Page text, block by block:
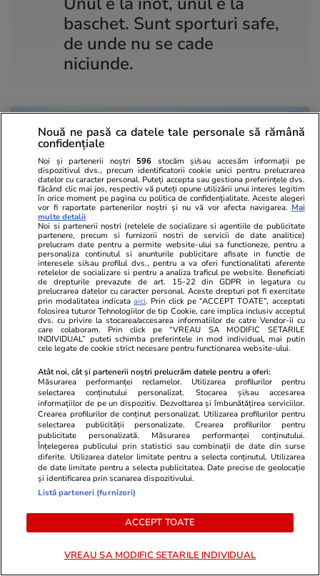
baschet. Sunt sporturi safe,
de unde nu se cade
niciunde.
În vacanță, cu familia, în munții României. Foto: Facebook
Horia Colibasanu
– Soția v-a însoțit însă pe Everest anul trecut.
Cum s-a întâmplat?
– A fost la plimbare, dar o plimbare utilă,
totul. Ea mai zicea: „A, te duci în expediție, te
distrezi și eu rămân cu casa, cu copiii, cu școala,
cu totul”. Și eu i-am zis că nu e chiar așa o
distracție tot timpul. A mers până în tabăra de
bază, pe partea de trekking, unde nu bate
vântul, nu vine uraganul, e bine. Dar trekking-
ul, adică valea, merge până la 5.000 de metri și
simți altitudinea. N-are vreun talent special: a
durut-o capul și a fost la fel de zombie ca toți
ceilalți colegi. Așa e la început, din cauza
altitudinii, ești praf. Când am ajuns la 5.000, eu
Nouă ne pasă ca datele tale personale să rămână
confidențiale
Noi și partenerii noștri 596 stocăm și/sau accesăm informații pe
dispozitivul dvs., precum identificatorii cookie unici pentru prelucrarea
datelor cu caracter personal. Puteți accepta sau gestiona preferințele dvs.
făcând clic mai jos, respectiv vă puteți opune utilizării unui interes legitim
în orice moment pe pagina cu politica de confidențialitate. Aceste alegeri
vor fi raportate partenerilor noștri și nu vă vor afecta navigarea. Mai
multe detalii
Noi si partenerii nostri (retelele de socializare si agentiile de publicitate
partenere, precum si furnizorii nostri de servicii de date analitice)
prelucram date pentru a permite website-ului sa functioneze, pentru a
personaliza continutul si anunturile publicitare afisate in functie de
interesele si/sau profilul dvs., pentru a va oferi functionalitati aferente
retelelor de socializare si pentru a analiza traficul pe website. Beneficiati
de drepturile prevazute de art. 15-22 din GDPR in legatura cu
prelucrarea datelor cu caracter personal. Aceste drepturi pot fi exercitate
prin modalitatea indicataaici. Prin click pe “ACCEPT TOATE”, acceptati
folosirea tuturor Tehnologiilor de tip Cookie, care implica inclusiv acceptul
dvs. cu privire la stocarea/accesarea informatiilor de catre Vendor-ii cu
care colaboram. Prin click pe “VREAU SA MODIFIC SETARILE
INDIVIDUAL” puteti schimba preferintele in mod individual, mai putin
cele legate de cookie strict necesare pentru functionarea website-ului.
Atât noi, cât și partenerii noștri prelucrăm datele pentru a oferi:
Măsurarea performanței reclamelor. Utilizarea profilurilor pentru
selectarea conținutului personalizat. Stocarea și/sau accesarea
informațiilor de pe un dispozitiv. Dezvoltarea și îmbunătățirea serviciilor.
Crearea profilurilor de conținut personalizat. Utilizarea profilurilor pentru
selectarea publicității personalizate. Crearea profilurilor pentru
publicitate personalizată. Măsurarea performanței conținutului.
Înțelegerea publicului prin statistici sau combinații de date din surse
diferite. Utilizarea datelor limitate pentru a selecta conținutul. Utilizarea
de date limitate pentru a selecta publicitatea. Date precise de geolocație
și identificarea prin scanarea dispozitivului.
Listă parteneri (furnizori)
ACCEPT TOATE
VREAU SA MODIFIC SETARILE INDIVIDUAL